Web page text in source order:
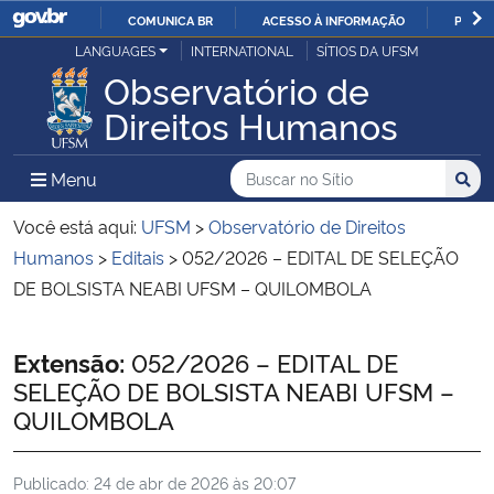
IR
PARA
CONTEÚDO
COMUNICA BR ACESSO À INFORMAÇÃO
Ministério da Justiça e Segurança Pública
Ministério da Defesa
Ministério das Relações Exteriores
Ministério da Economia
Ministério da Agricultura, Pecuária e Abastecimento
Ministério da Educação
LANGUAGES INTERNATIONAL SÍTIOS DA UFSM
Observatório de
Direitos Humanos
Menu Menu Principal do Sítio
Busca
Buscar no no Sítio
Busca:
Você está aqui: UFSM >Observatório de Direitos
Humanos > Editais >052/2026 – EDITAL DE SELEÇÃO
DE BOLSISTA NEABI UFSM – QUILOMBOLA
Início do conteúdo
Extensão: 052/2026 – EDITAL DE
SELEÇÃO DE BOLSISTA NEABI UFSM –
QUILOMBOLA
Publicado: 24 de abr de 2026 às 20:07